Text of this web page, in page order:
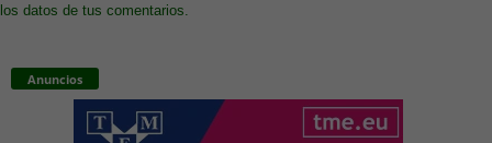
los datos de tus comentarios.
Anuncios